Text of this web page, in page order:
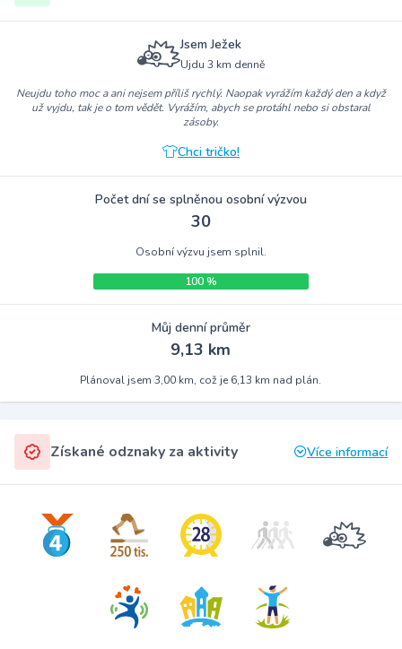
Jsem Ježek
Ujdu 3 km denně
Neujdu toho moc a ani nejsem příliš rychlý. Naopak vyrážím každý den a když
už vyjdu, tak je o tom vědět. Vyrážím, abych se protáhl nebo si obstaral
zásoby.
Chci tričko!
Počet dní se splněnou osobní výzvou
30
Osobní výzvu jsem splnil.
100 %
Můj denní průměr
9,13 km
Plánoval jsem 3,00 km, což je 6,13 km nad plán.
Získané odznaky za aktivity Více informací